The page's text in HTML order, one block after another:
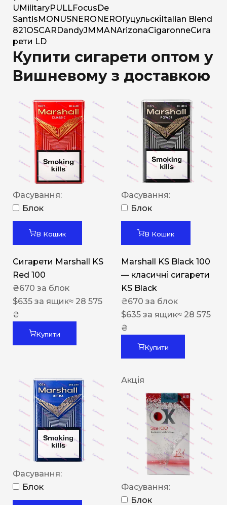
U MilitaryPULLFocus De
Santis MONUSNERO NERO Гуцульскі Italian Blend
821 OSCAR DandyJM MANArizonaCigaronneСига
рети LD
Купити сигарети оптом у
Вишневому з доставкою
Фасування:
Блок
В Кошик
Сигарети Marshall KS
Red 100
₴670 за блок
$635 за ящик≈ 28 575
₴
Купити
Фасування:
Блок
В Кошик
Marshall KS Black 100
— класичні сигарети
KS Black
₴670 за блок
$635 за ящик≈ 28 575
₴
Купити
Фасування:
Блок
Акція
Фасування:
Блок